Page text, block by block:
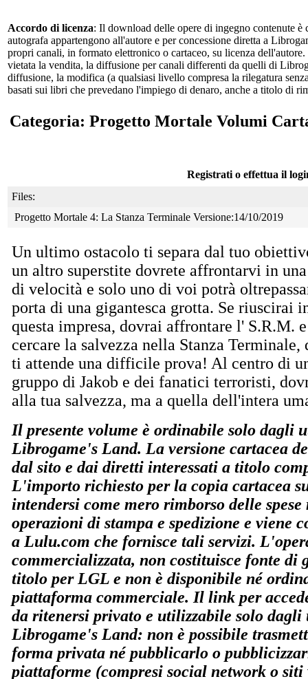
Accordo di licenza: Il download delle opere di ingegno contenute
autografa appartengono all'autore e per concessione diretta a
propri canali, in formato elettronico o cartaceo, su licenza
vietata la vendita, la diffusione per canali differenti da quelli di
diffusione, la modifica (a qualsiasi livello compresa la rilegatura
basati sui libri che prevedano l'impiego di denaro, anche a titolo di
Categoria: Progetto Mortale Volumi
Registrati o effettua il
Files:
Progetto Mortale 4: La Stanza Terminale Versione:14/10/2019
Un ultimo ostacolo ti separa dal tuo
un altro superstite dovrete affrontarvi in
di velocità e solo uno di voi potrà
porta di una gigantesca grotta. Se riuscirai
questa impresa, dovrai affrontare l' S.R.M. e
cercare la salvezza nella Stanza Terminale,
ti attende una difficile prova! Al centro di
gruppo di Jakob e dei fanatici terroristi,
alla tua salvezza, ma a quella dell'intera
Il presente volume è ordinabile solo dagli
Librogame's Land. La versione cartacea
dal sito e dai diretti interessati a titolo
L'importo richiesto per la copia cartacea
intendersi come mero rimborso delle
operazioni di stampa e spedizione e viene
a Lulu.com che fornisce tali servizi.
commercializzata, non costituisce fonte di
titolo per LGL e non è disponibile né
piattaforma commerciale. Il link per
da ritenersi privato e utilizzabile solo
Librogame's Land: non è possibile
forma privata né pubblicarlo o
piattaforme (compresi social network o